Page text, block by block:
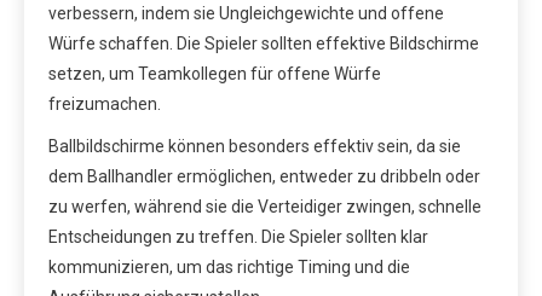
verbessern, indem sie Ungleichgewichte und offene
Würfe schaffen. Die Spieler sollten effektive Bildschirme
setzen, um Teamkollegen für offene Würfe
freizumachen.
Ballbildschirme können besonders effektiv sein, da sie
dem Ballhandler ermöglichen, entweder zu dribbeln oder
zu werfen, während sie die Verteidiger zwingen, schnelle
Entscheidungen zu treffen. Die Spieler sollten klar
kommunizieren, um das richtige Timing und die